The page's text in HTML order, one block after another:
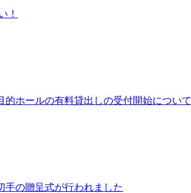
！
的ホールの有料貸出しの受付開始について
手の贈呈式が行われました